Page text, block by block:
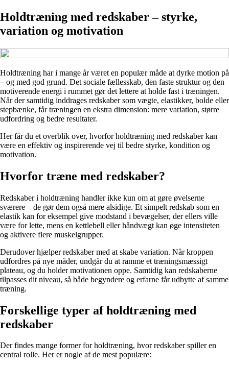
Holdtræning med redskaber – styrke,
variation og motivation
Holdtræning har i mange år været en populær måde at dyrke motion på
– og med god grund. Det sociale fællesskab, den faste struktur og den
motiverende energi i rummet gør det lettere at holde fast i træningen.
Når der samtidig inddrages redskaber som vægte, elastikker, bolde eller
stepbænke, får træningen en ekstra dimension: mere variation, større
udfordring og bedre resultater.
Her får du et overblik over, hvorfor holdtræning med redskaber kan
være en effektiv og inspirerende vej til bedre styrke, kondition og
motivation.
Hvorfor træne med redskaber?
Redskaber i holdtræning handler ikke kun om at gøre øvelserne
sværere – de gør dem også mere alsidige. Et simpelt redskab som en
elastik kan for eksempel give modstand i bevægelser, der ellers ville
være for lette, mens en kettlebell eller håndvægt kan øge intensiteten
og aktivere flere muskelgrupper.
Derudover hjælper redskaber med at skabe variation. Når kroppen
udfordres på nye måder, undgår du at ramme et træningsmæssigt
plateau, og du holder motivationen oppe. Samtidig kan redskaberne
tilpasses dit niveau, så både begyndere og erfarne får udbytte af samme
træning.
Forskellige typer af holdtræning med
redskaber
Der findes mange former for holdtræning, hvor redskaber spiller en
central rolle. Her er nogle af de mest populære: